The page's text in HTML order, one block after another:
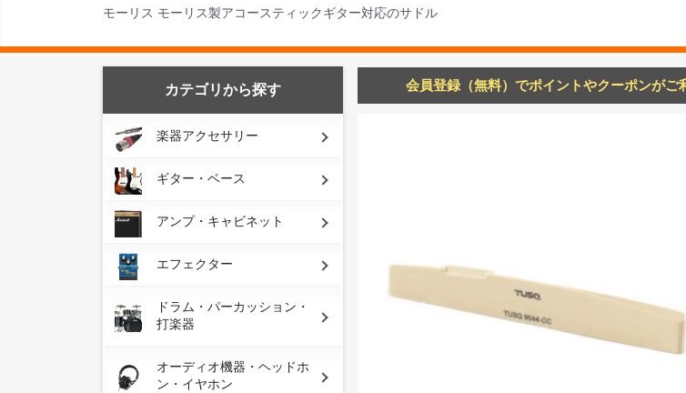
モーリス モーリス製アコースティックギター対応のサドル
カテゴリから探す
楽器アクセサリー
ギター・ベース
アンプ・キャビネット
エフェクター
ドラム・パーカッション・
打楽器
オーディオ機器・ヘッドホ
ン・イヤホン
会員登録（無料）でポイントやクーポンがご